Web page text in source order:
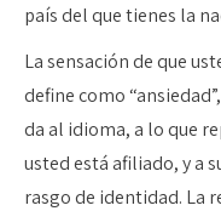
país del que tienes la
La sensación de que
define como
da al idioma, a lo que
usted está afiliado, y a
rasgo de identidad. La